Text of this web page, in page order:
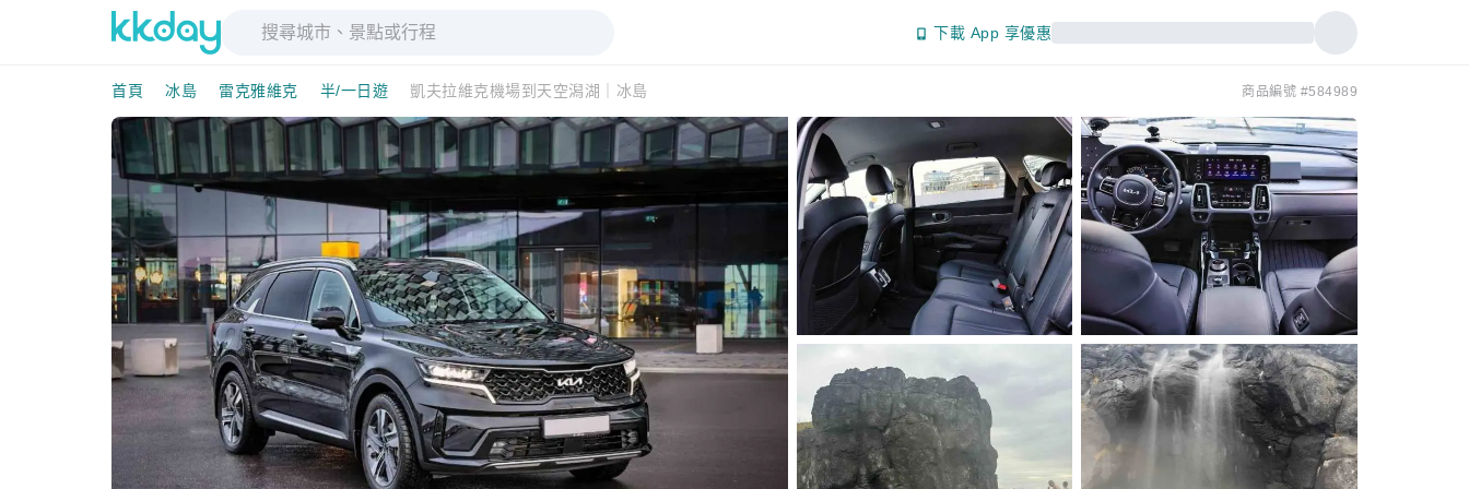
下載 App 享優惠
首頁 冰島 雷克雅維克 半/一日遊 凱夫拉維克機場到天空潟湖｜冰島 商品編號 #584989